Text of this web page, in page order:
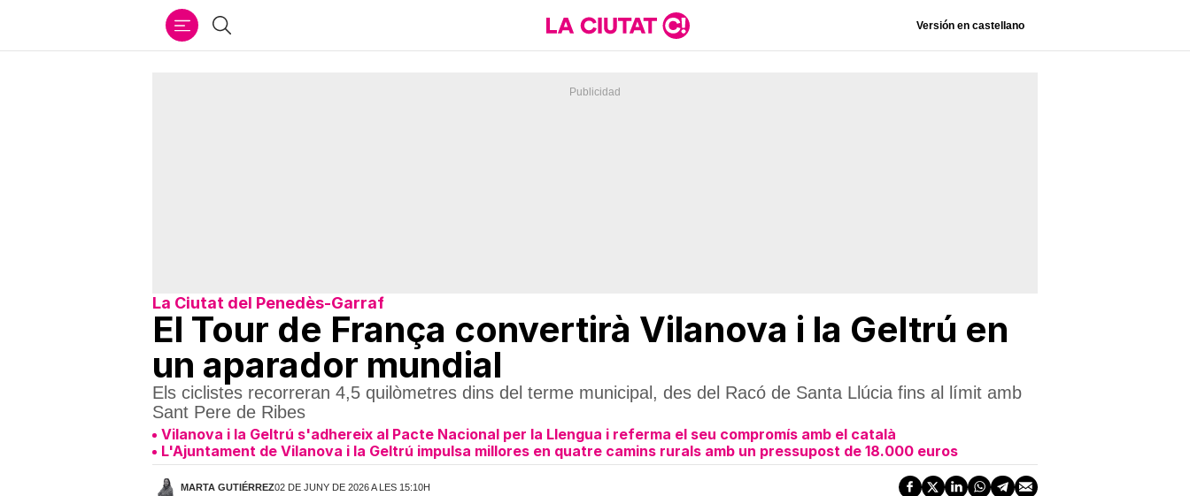
Cercar Versión en castellano
La Ciutat del Penedès-Garraf
El Tour de França convertirà Vilanova i la Geltrú en
un aparador mundial
Els ciclistes recorreran 4,5 quilòmetres dins del terme municipal, des del Racó de Santa Llúcia fins al límit amb
Sant Pere de Ribes
Vilanova i la Geltrú s'adhereix al Pacte Nacional per la Llengua i referma el seu compromís amb el català
L'Ajuntament de Vilanova i la Geltrú impulsa millores en quatre camins rurals amb un pressupost de 18.000 euros
MARTA GUTIÉRREZ02 DE JUNY DE 2026 A LES 15:10H